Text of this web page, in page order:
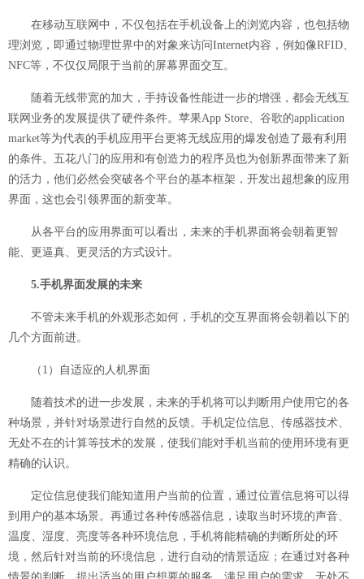
在移动互联网中，不仅包括在手机设备上的浏览内容，也包括物
理浏览，即通过物理世界中的对象来访问Internet内容，例如像RFID、
NFC等，不仅仅局限于当前的屏幕界面交互。
随着无线带宽的加大，手持设备性能进一步的增强，都会无线互
联网业务的发展提供了硬件条件。苹果App Store、谷歌的application
market等为代表的手机应用平台更将无线应用的爆发创造了最有利用
的条件。五花八门的应用和有创造力的程序员也为创新界面带来了新
的活力，他们必然会突破各个平台的基本框架，开发出超想象的应用
界面，这也会引领界面的新变革。
从各平台的应用界面可以看出，未来的手机界面将会朝着更智
能、更逼真、更灵活的方式设计。
5.手机界面发展的未来
不管未来手机的外观形态如何，手机的交互界面将会朝着以下的
几个方面前进。
（1）自适应的人机界面
随着技术的进一步发展，未来的手机将可以判断用户使用它的各
种场景，并针对场景进行自然的反馈。手机定位信息、传感器技术、
无处不在的计算等技术的发展，使我们能对手机当前的使用环境有更
精确的认识。
定位信息使我们能知道用户当前的位置，通过位置信息将可以得
到用户的基本场景。再通过各种传感器信息，读取当时环境的声音、
温度、湿度、亮度等各种环境信息，手机将能精确的判断所处的环
境，然后针对当前的环境信息，进行自动的情景适应；在通过对各种